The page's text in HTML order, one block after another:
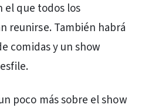
el que todos los
reunirse. También habrá
comidas y un show
poco más sobre el show